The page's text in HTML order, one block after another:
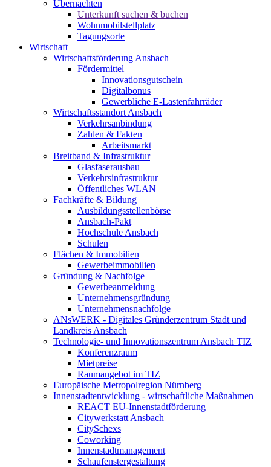
Übernachten
Unterkunft suchen & buchen
Wohnmobilstellplatz
Tagungsorte
Wirtschaft
Wirtschaftsförderung Ansbach
Fördermittel
Innovationsgutschein
Digitalbonus
Gewerbliche E-Lastenfahrräder
Wirtschaftsstandort Ansbach
Verkehrsanbindung
Zahlen & Fakten
Arbeitsmarkt
Breitband & Infrastruktur
Glasfaserausbau
Verkehrsinfrastruktur
Öffentliches WLAN
Fachkräfte & Bildung
Ausbildungsstellenbörse
Ansbach-Pakt
Hochschule Ansbach
Schulen
Flächen & Immobilien
Gewerbeimmobilien
Gründung & Nachfolge
Gewerbeanmeldung
Unternehmensgründung
Unternehmensnachfolge
ANsWERK - Digitales Gründerzentrum Stadt und
Landkreis Ansbach
Technologie- und Innovationszentrum Ansbach TIZ
Konferenzraum
Mietpreise
Raumangebot im TIZ
Europäische Metropolregion Nürnberg
Innenstadtentwicklung - wirtschaftliche Maßnahmen
REACT EU-Innenstadtförderung
Citywerkstatt Ansbach
CitySchexs
Coworking
Innenstadtmanagement
Schaufenstergestaltung